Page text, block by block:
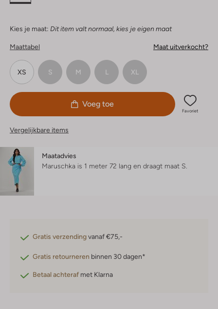
Kies je maat: Dit item valt normaal, kies je eigen maat
Maattabel Maat uitverkocht?
XS S M L XL
Voeg toe
Favoriet
Vergelijkbare items
Maatadvies
Maruschka is 1 meter 72 lang en draagt maat S.
Gratis verzendingvanaf €75,-
Gratis retourneren binnen 30 dagen*
Betaal achteraf met Klarna